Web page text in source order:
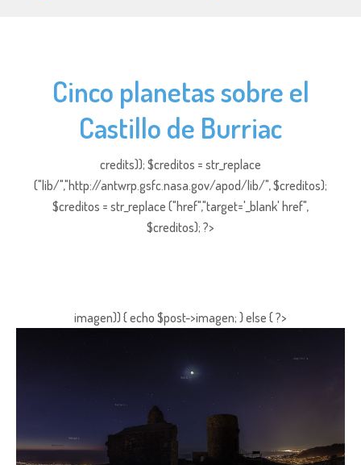
Cinco planetas sobre el
Castillo de Burriac
credits)); $creditos = str_replace
("lib/","http://antwrp.gsfc.nasa.gov/apod/lib/", $creditos);
$creditos = str_replace ("href","target='_blank' href",
$creditos); ?>
imagen)) { echo $post->imagen; } else { ?>